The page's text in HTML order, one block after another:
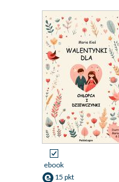
ebook
15 pkt